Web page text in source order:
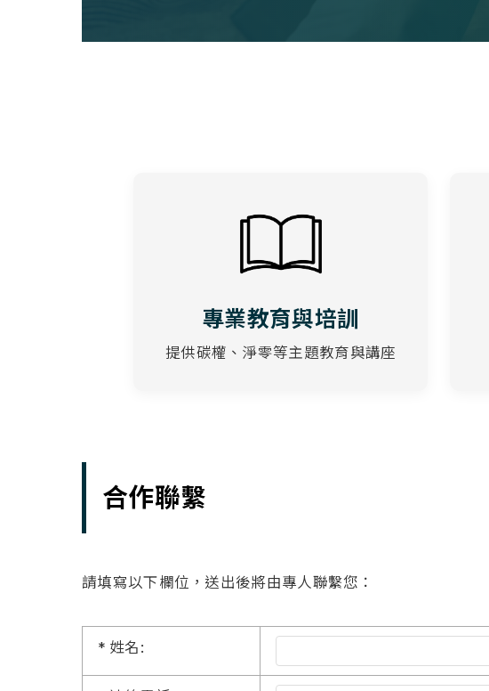
專業教育與培訓
提供碳權、淨零等主題教育與講座
合作聯繫
請填寫以下欄位，送出後將由專人聯繫您：
* 姓名: